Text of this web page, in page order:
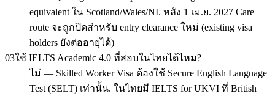
equivalent ใน Scotland/Wales/NI. หลัง 1 เม.ย. 2027 Care
route จะถูกปิดสำหรับ entry clearance ใหม่ (existing visa
holders ยังต่ออายุได้)
03ใช้ IELTS Academic 4.0 ที่สอบในไทยได้ไหม?
ไม่ — Skilled Worker Visa ต้องใช้ Secure English Language
Test (SELT) เท่านั้น. ในไทยมี IELTS for UKVI ที่ British